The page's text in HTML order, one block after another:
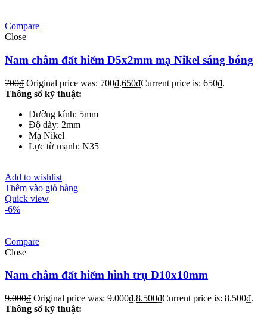
Compare
Close
Nam châm đất hiếm D5x2mm mạ Nikel sáng bóng
700₫ Original price was: 700₫.650₫Current price is: 650₫.
Thông số kỹ thuật:
Đường kính: 5mm
Độ dày: 2mm
Mạ Nikel
Lực từ mạnh: N35
Add to wishlist
Thêm vào giỏ hàng
Quick view
-6%
Compare
Close
Nam châm đất hiếm hình trụ D10x10mm
9.000₫ Original price was: 9.000₫.8.500₫Current price is: 8.500₫.
Thông số kỹ thuật: